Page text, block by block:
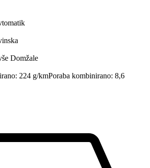
Domžale
: 224 g/kmPoraba kombinirano: 8,6